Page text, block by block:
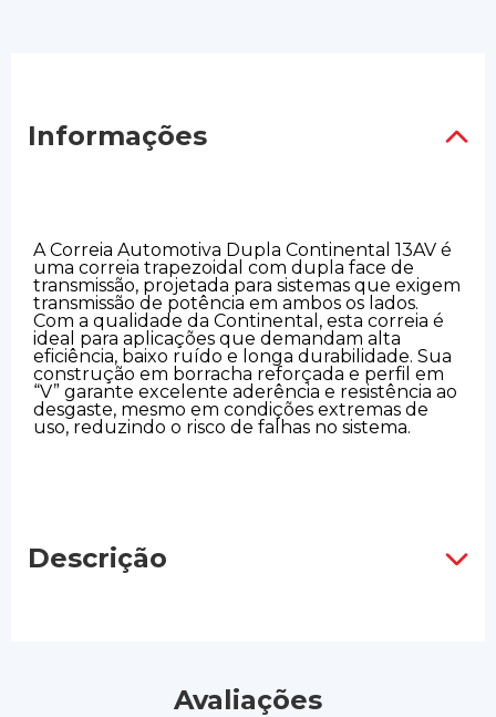
Informações
A Correia Automotiva Dupla Continental 13AV é
uma correia trapezoidal com dupla face de
transmissão, projetada para sistemas que exigem
transmissão de potência em ambos os lados.
Com a qualidade da Continental, esta correia é
ideal para aplicações que demandam alta
eficiência, baixo ruído e longa durabilidade. Sua
construção em borracha reforçada e perfil em
“V” garante excelente aderência e resistência ao
desgaste, mesmo em condições extremas de
uso, reduzindo o risco de falhas no sistema.
Descrição
Avaliações